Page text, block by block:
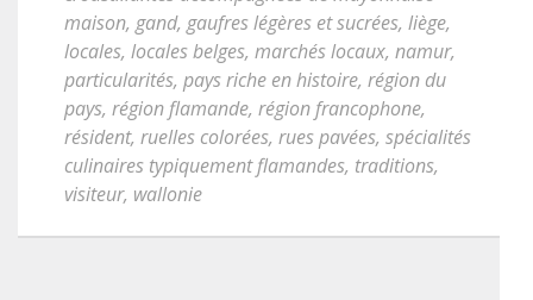
maison, gand, gaufres légères et sucrées, liège,
locales, locales belges, marchés locaux, namur,
particularités, pays riche en histoire, région du
pays, région flamande, région francophone,
résident, ruelles colorées, rues pavées, spécialités
culinaires typiquement flamandes, traditions,
visiteur, wallonie